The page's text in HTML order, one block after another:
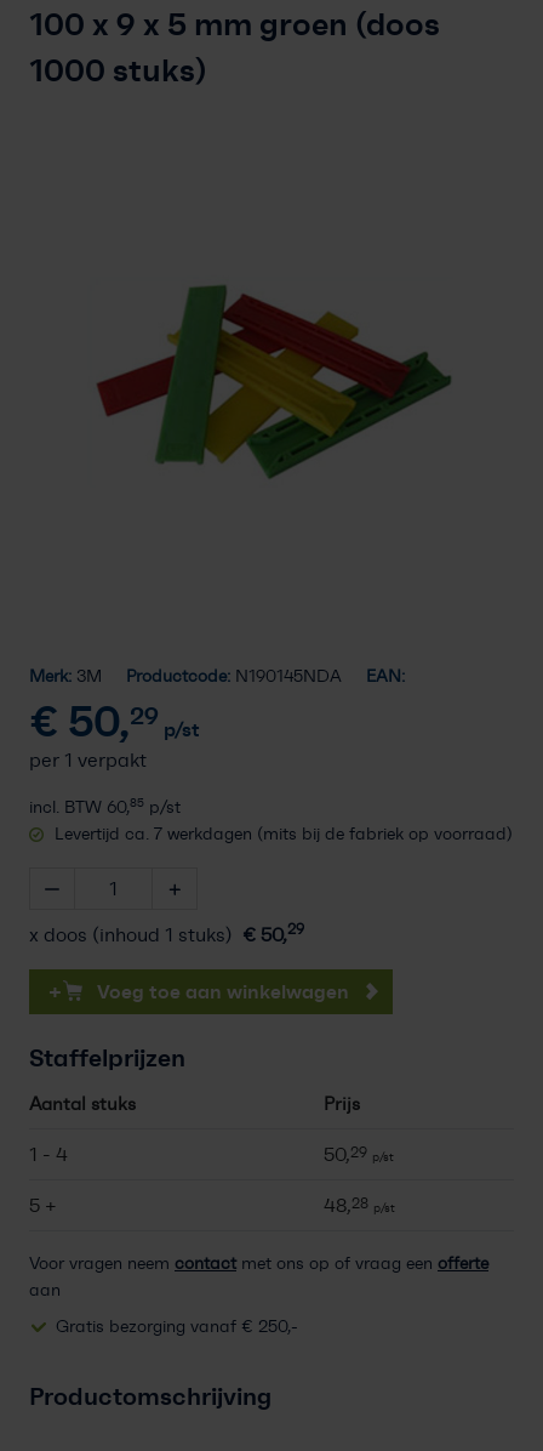
100 x 9 x 5 mm groen (doos
1000 stuks)
Merk: 3M Productcode: N190145NDA EAN:
€ 50,29 p/st
per 1 verpakt
incl. BTW 60,85 p/st
Levertijd ca. 7 werkdagen (mits bij de fabriek op voorraad)
x doos (inhoud 1 stuks) € 50,29
+ Voeg toe aan winkelwagen
Staffelprijzen
Aantal stuks Prijs
1 - 4 50,29 p/st
5 + 48,28 p/st
Voor vragen neem contactmet ons op of vraag een offerte
aan
Gratis bezorging vanaf € 250,-
Productomschrijving